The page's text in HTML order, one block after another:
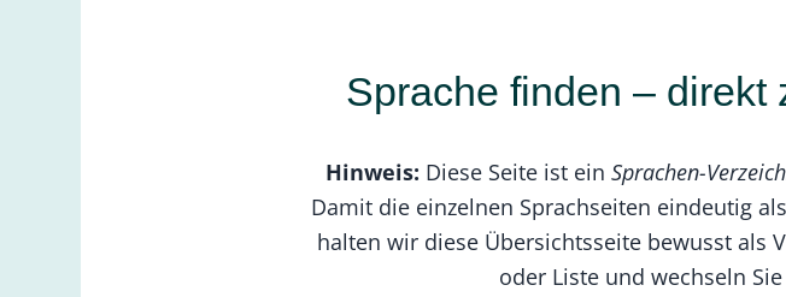
Sprache finden – direkt
Hinweis: Diese Seite ist ein Sprachen-
Damit die einzelnen Sprachseiten eindeutig
halten wir diese Übersichtsseite bewusst als
oder Liste und wechseln